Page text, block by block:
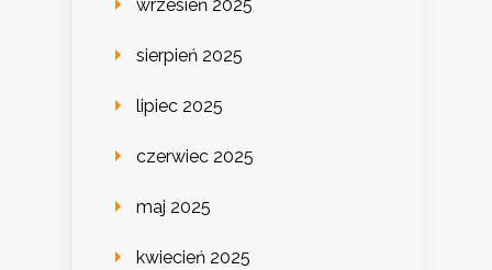
wrzesień 2025
sierpień 2025
lipiec 2025
czerwiec 2025
maj 2025
kwiecień 2025